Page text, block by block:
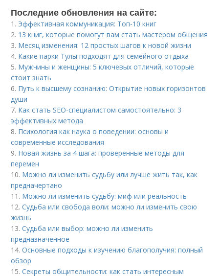
Последние обновления на сайте:
1. Эффективная коммуникация: Топ-10 книг
2. 13 книг, которые помогут вам стать мастером общения
3. Месяц изменения: 12 простых шагов к новой жизни
4. Какие парки Тулы подходят для семейного отдыха
5. Мужчины и женщины: 5 ключевых отличий, которые
стоит знать
6. Путь к высшему сознанию: Открытие новых горизонтов
души
7. Как стать SEO-специалистом самостоятельно: 3
эффективных метода
8. Психология как наука о поведении: основы и
современные исследования
9. Новая жизнь за 4 шага: проверенные методы для
перемен
10. Можно ли изменить судьбу или лучше жить так, как
предначертано
11. Можно ли изменить судьбу: миф или реальность
12.Судьба или свобода воли: можно ли изменить свою
жизнь
13.Судьба или выбор: можно ли изменить
предназначенное
14.Основные подходы к изучению благополучия: полный
обзор
15.Секреты общительности: как стать интересным